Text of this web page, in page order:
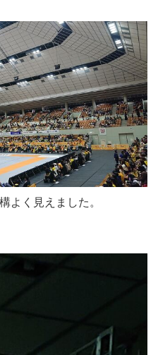
よく見えました。